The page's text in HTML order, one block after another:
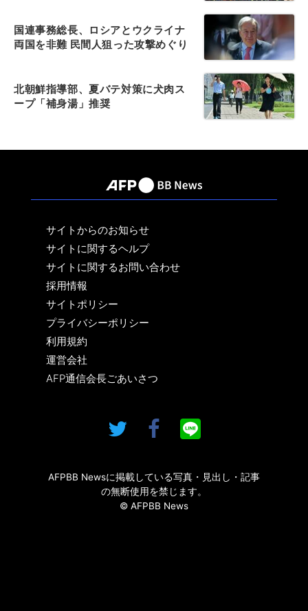
国連事務総長、ロシアとウクライナ
両国を非難 民間人狙った攻撃めぐり
北朝鮮指導部、夏バテ対策に犬肉ス
ープ「補身湯」推奨
サイトからのお知らせ
サイトに関するヘルプ
サイトに関するお問い合わせ
採用情報
サイトポリシー
プライバシーポリシー
利用規約
運営会社
AFP通信会長ごあいさつ
AFPBB Newsに掲載している写真・見出し・記事
の無断使用を禁じます。
© AFPBB News